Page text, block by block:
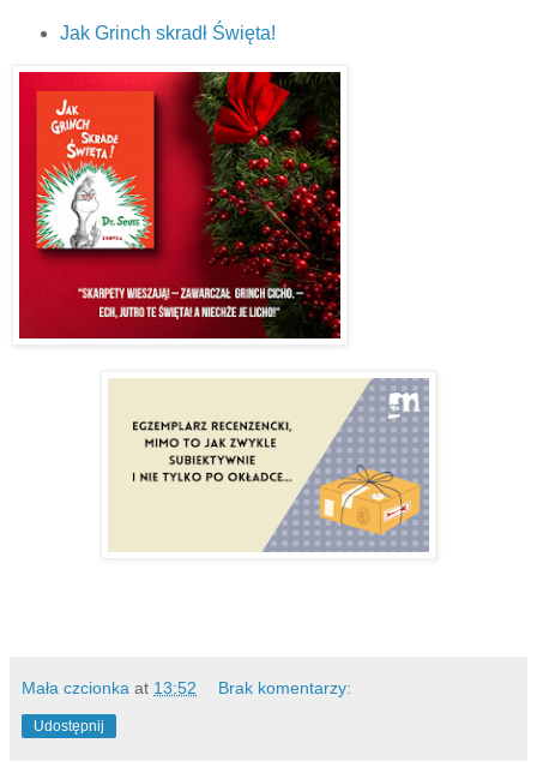
Jak Grinch skradł Święta!
Mała czcionka at 13:52 Brak komentarzy:
Udostępnij